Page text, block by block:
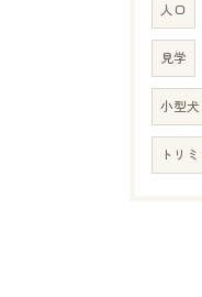
人口
見学
小型犬
トリ